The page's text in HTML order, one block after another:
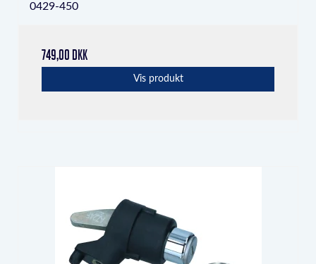
0429-450
749,00 DKK
Vis produkt